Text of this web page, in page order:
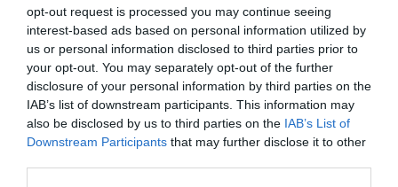
opt-out request is processed you may continue seeing
interest-based ads based on personal information utilized by
us or personal information disclosed to third parties prior to
your opt-out. You may separately opt-out of the further
disclosure of your personal information by third parties on the
IAB’s list of downstream participants. This information may
also be disclosed by us to third parties on the IAB’s List of
Downstream Participants that may further disclose it to other
Imprimir
Publicidad